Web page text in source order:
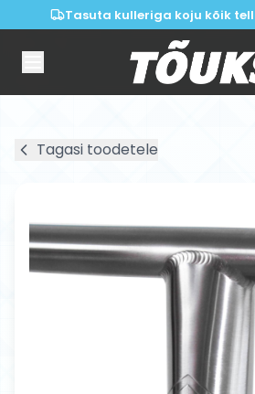
Tasuta kulleriga koju kõik
Tagasi toodetele